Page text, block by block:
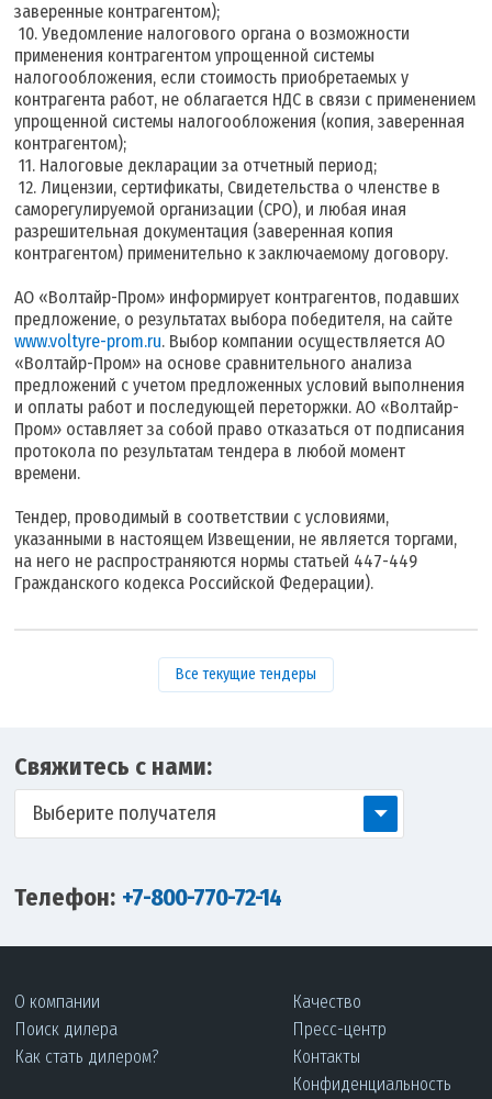
заверенные контрагентом);
10. Уведомление налогового органа о возможности
применения контрагентом упрощенной системы
налогообложения, если стоимость приобретаемых у
контрагента работ, не облагается НДС в связи с применением
упрощенной системы налогообложения (копия, заверенная
контрагентом);
11. Налоговые декларации за отчетный период;
12. Лицензии, сертификаты, Свидетельства о членстве в
саморегулируемой организации (СРО), и любая иная
разрешительная документация (заверенная копия
контрагентом) применительно к заключаемому договору.
АО «Волтайр-Пром» информирует контрагентов, подавших
предложение, о результатах выбора победителя, на сайте
www.voltyre-prom.ru. Выбор компании осуществляется АО
«Волтайр-Пром» на основе сравнительного анализа
предложений с учетом предложенных условий выполнения
и оплаты работ и последующей переторжки. АО «Волтайр-
Пром» оставляет за собой право отказаться от подписания
протокола по результатам тендера в любой момент
времени.
Тендер, проводимый в соответствии с условиями,
указанными в настоящем Извещении, не является торгами,
на него не распространяются нормы статьей 447-449
Гражданского кодекса Российской Федерации).
Все текущие тендеры
Свяжитесь с нами:
Выберите получателя
Телефон: +7-800-770-72-14
О компании
Поиск дилера
Как стать дилером?
Качество
Пресс-центр
Контакты
Конфиденциальность